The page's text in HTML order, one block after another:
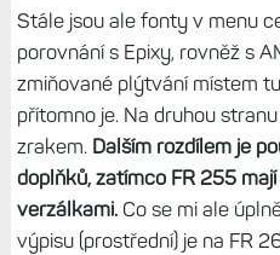
Stále jsou ale fonty v menu
porovnání s Epixy, rovněž s
zmiňované plýtvání místem
přítomno je. Na druhou
zrakem. Dalším rozdílem je
doplňků, zatímco FR 255
verzálkami.Co se mi ale
výpisu (prostřední) je na FR